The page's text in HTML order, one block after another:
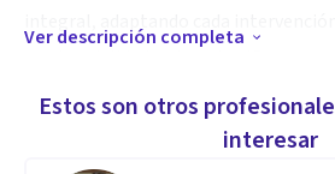
Especialidad
Ver descripción completa
Estos son otros
interesar